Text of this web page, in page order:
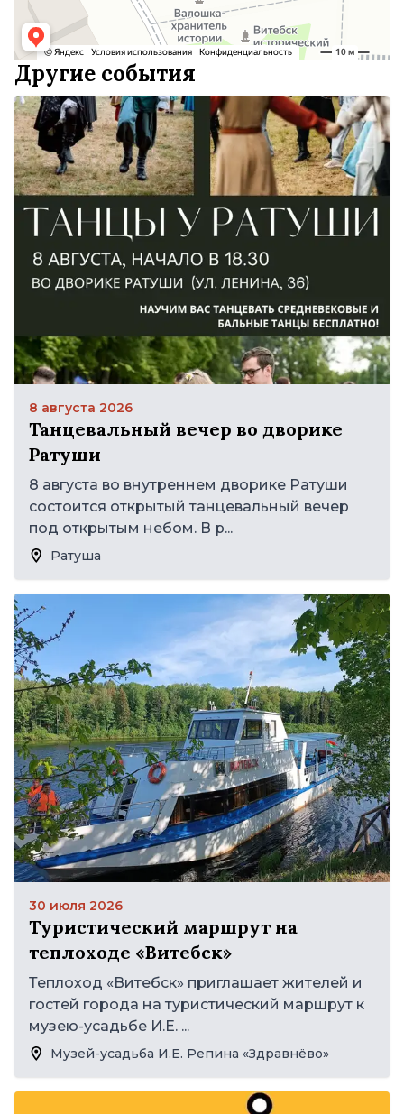
Другие события
8 августа 2026
Танцевальный вечер во дворике
Ратуши
8 августа во внутреннем дворике Ратуши
состоится открытый танцевальный вечер
под открытым небом. В р...
Ратуша
30 июля 2026
Туристический маршрут на
теплоходе «Витебск»
Теплоход «Витебск» приглашает жителей и
гостей города на туристический маршрут к
музею-усадьбе И.Е. ...
Музей-усадьба И.Е. Репина «Здравнёво»